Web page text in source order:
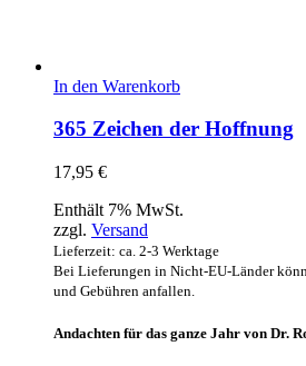
In den Warenkorb
365 Zeichen der Hoffnung
17,95 €
Enthält 7% MwSt.
zzgl. Versand
Lieferzeit: ca. 2-3 Werktage
Bei Lieferungen in Nicht-EU-Länder
und Gebühren anfallen.
Andachten für das ganze Jahr von Dr.